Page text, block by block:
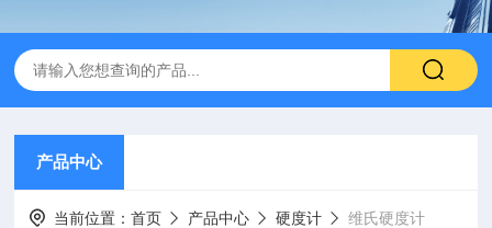
产品中心
当前位置：首页 产品中心 硬度计 维氏硬度计